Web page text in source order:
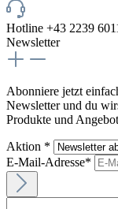
Hotline +43 2239
Newsletter
Abonniere jetzt
Newsletter und du
Produkte und
Aktion *
E-Mail-Adresse*